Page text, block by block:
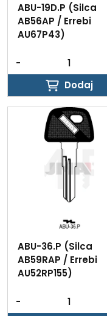
ABU-19D.P (Silca
AB56AP / Errebi
AU67P43)
-
Dodaj
Dodaj
ABU-36.P (Silca
AB59RAP / Errebi
AU52RP155)
-